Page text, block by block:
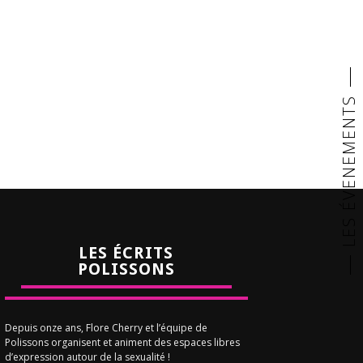
LES ÉVENEMENTS
LES ÉCRITS
POLISSONS
Depuis onze ans, Flore Cherry et l’équipe de
Polissons organisent et animent des espaces libres
d’expression autour de la sexualité !